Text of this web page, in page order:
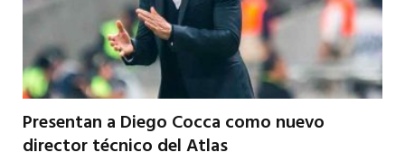
Presentan a Diego Cocca como nuevo
director técnico del Atlas